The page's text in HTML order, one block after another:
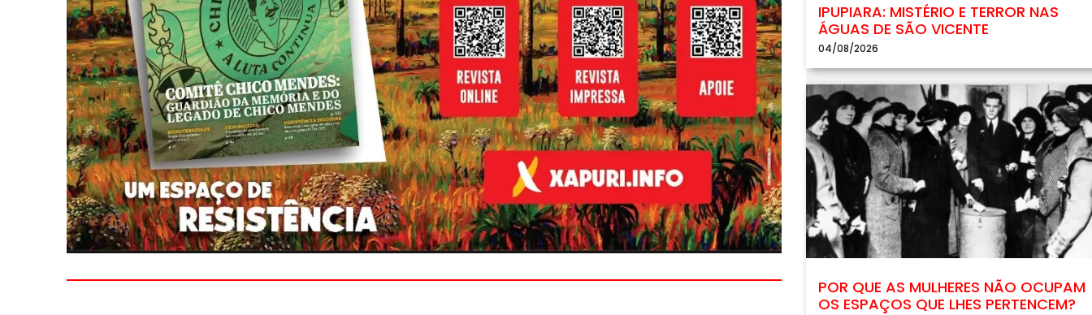
IPUPIARA: MISTÉRIO E TERROR NAS
ÁGUAS DE SÃO VICENTE
04/08/2026
POR QUE AS MULHERES NÃO OCUPAM
OS ESPAÇOS QUE LHES PERTENCEM?